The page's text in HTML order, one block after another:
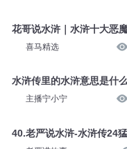
花哥说水浒｜水浒十大恶
喜马精选
水浒传里的水浒意思是什么
主播宁小宁
40.老严说水浒-水浒传24